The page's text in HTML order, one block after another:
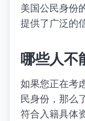
美国公民身份
提供了广泛的
哪些人不
如果您正在考
民身份，那么
符合入籍具体